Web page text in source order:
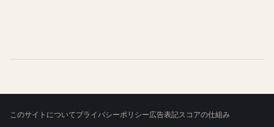
このサイトについてプライバシーポリシー広告表記スコアの仕組み